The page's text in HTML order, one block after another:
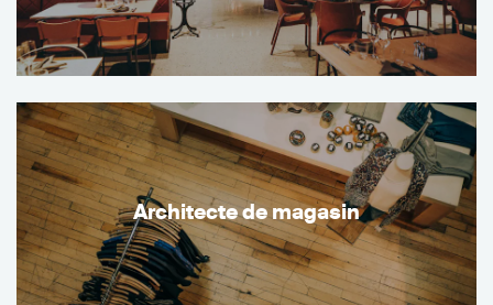
Architecte de magasin